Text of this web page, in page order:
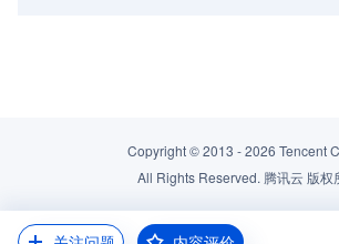
Copyright © 2013 -2026 Tencent
All Rights Reserved. 腾讯云 版权